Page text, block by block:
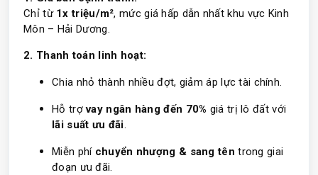
Chỉ từ 1x triệu/m², mức giá hấp dẫn nhất khu vực Kinh
Môn – Hải Dương.
2. Thanh toán linh hoạt:
Chia nhỏ thành nhiều đợt, giảm áp lực tài chính.
Hỗ trợvay ngân hàng đến 70% giá trị lô đất với
lãi suất ưu đãi.
Miễn phí chuyển nhượng & sang tên trong giai
đoạn ưu đãi.